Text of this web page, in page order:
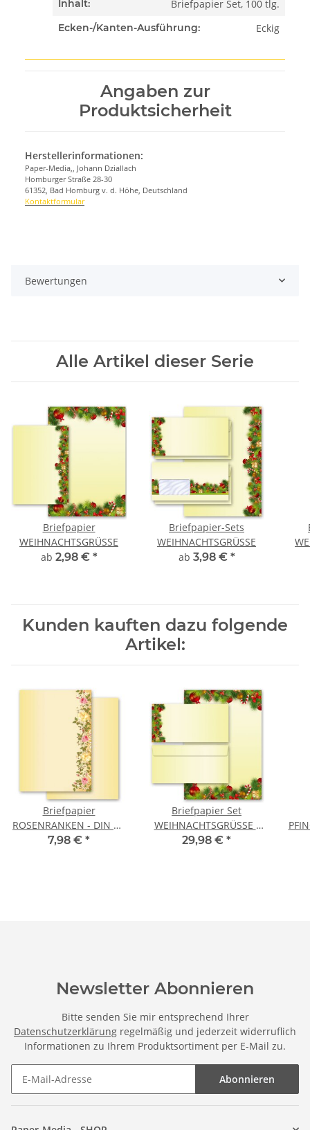
Inhalt: Briefpapier Set, 100 tlg.
Ecken-/Kanten-Ausführung: Eckig
Angaben zur
Produktsicherheit
Herstellerinformationen:
Paper-Media,, Johann Dziallach
Homburger Straße 28-30
61352, Bad Homburg v. d. Höhe, Deutschland
Kontaktformular
Bewertungen
Alle Artikel dieser Serie
Briefpapier
WEIHNACHTSGRÜSSE
ab 2,98 € *
Briefpapier-Sets
WEIHNACHTSGRÜSSE
ab 3,98 € *
Kunden kauften dazu folgende
Artikel:
Briefpapier
ROSENRANKEN - DIN A4
Format 50 Blatt
7,98 € *
Briefpapier Set
WEIHNACHTSGRÜSSE -
200-tlg. DL (ohne
29,98 € *
Newsletter Abonnieren
Bitte senden Sie mir entsprechend Ihrer
Datenschutzerklärung regelmäßig und jederzeit widerruflich
Informationen zu Ihrem Produktsortiment per E-Mail zu.
Abonnieren